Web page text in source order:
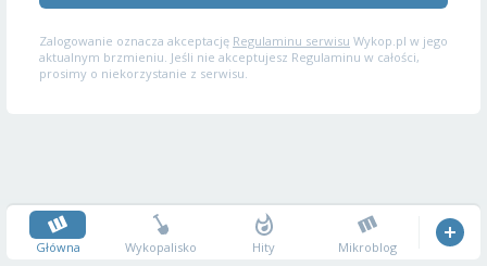
Zalogowanie oznacza akceptację Regulaminu serwisu Wykop.pl w jego
aktualnym brzmieniu. Jeśli nie akceptujesz Regulaminu w całości,
prosimy o niekorzystanie z serwisu.
Główna Wykopalisko Hity Mikroblog